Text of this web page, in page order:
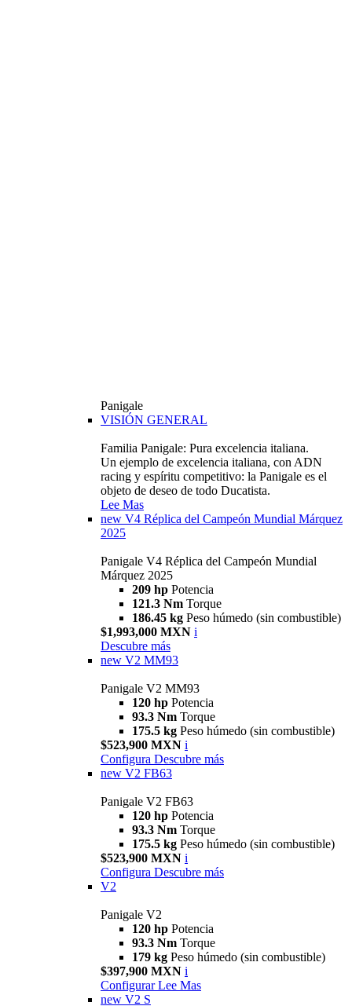
Panigale
VISIÓN GENERAL
Familia Panigale: Pura excelencia italiana.
Un ejemplo de excelencia italiana, con ADN
racing y espíritu competitivo: la Panigale es el
objeto de deseo de todo Ducatista.
Lee Mas
new V4 Réplica del Campeón Mundial Márquez
2025
Panigale V4 Réplica del Campeón Mundial
Márquez 2025
209 hp Potencia
121.3 Nm Torque
186.45 kg Peso húmedo (sin combustible)
$1,993,000 MXN i
Descubre más
new V2 MM93
Panigale V2 MM93
120 hp Potencia
93.3 Nm Torque
175.5 kg Peso húmedo (sin combustible)
$523,900 MXN i
Configura Descubre más
new V2 FB63
Panigale V2 FB63
120 hp Potencia
93.3 Nm Torque
175.5 kg Peso húmedo (sin combustible)
$523,900 MXN i
Configura Descubre más
V2
Panigale V2
120 hp Potencia
93.3 Nm Torque
179 kg Peso húmedo (sin combustible)
$397,900 MXN i
Configurar Lee Mas
new V2 S